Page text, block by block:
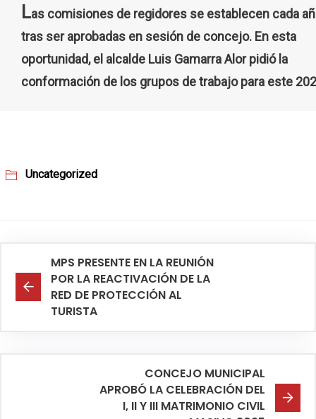
Las comisiones de regidores se establecen cada
tras ser aprobadas en sesión de concejo. En esta
oportunidad, el alcalde Luis Gamarra Alor pidió la
conformación de los grupos de trabajo para este
Uncategorized
MPS PRESENTE EN LA REUNIÓN
POR LA REACTIVACIÓN DE LA
RED DE PROTECCIÓN AL
TURISTA
CONCEJO MUNICIPAL
APROBÓ LA CELEBRACIÓN DEL
I, II Y III MATRIMONIO CIVIL